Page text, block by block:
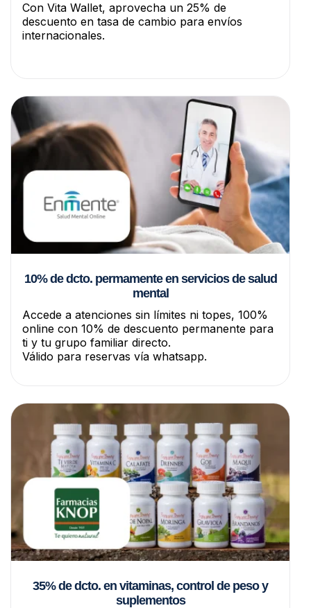
Con Vita Wallet, aprovecha un 25% de
descuento en tasa de cambio para envíos
internacionales.
10% de dcto. permamente en servicios de salud
mental
Accede a atenciones sin límites ni topes, 100%
online con 10% de descuento permanente para
ti y tu grupo familiar directo.
Válido para reservas vía whatsapp.
35% de dcto. en vitaminas, control de peso y
suplementos